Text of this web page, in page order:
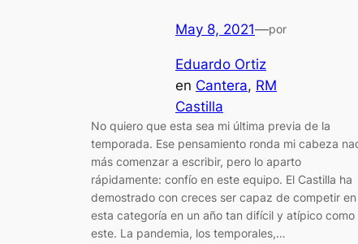
May 8, 2021—por
Eduardo Ortiz
en Cantera, RM
Castilla
No quiero que esta sea mi última previa de la
temporada. Ese pensamiento ronda mi cabeza
más comenzar a escribir, pero lo aparto
rápidamente: confío en este equipo. El Castilla ha
demostrado con creces ser capaz de competir en
esta categoría en un año tan difícil y atípico como
este. La pandemia, los temporales,…